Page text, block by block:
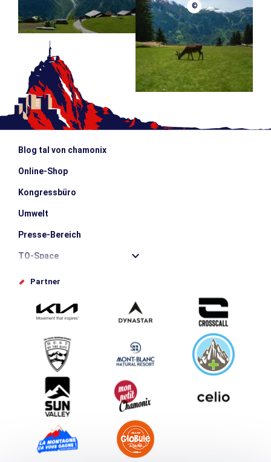
©
Blog tal von chamonix
Online-Shop
Kongressbüro
Umwelt
Presse-Bereich
TO-Space
Offices de tourisme
Schlagen Sie Ihr Event vor
Service groupes et séminaires
Herunterladen
Tourismus & Behinderung
Partner